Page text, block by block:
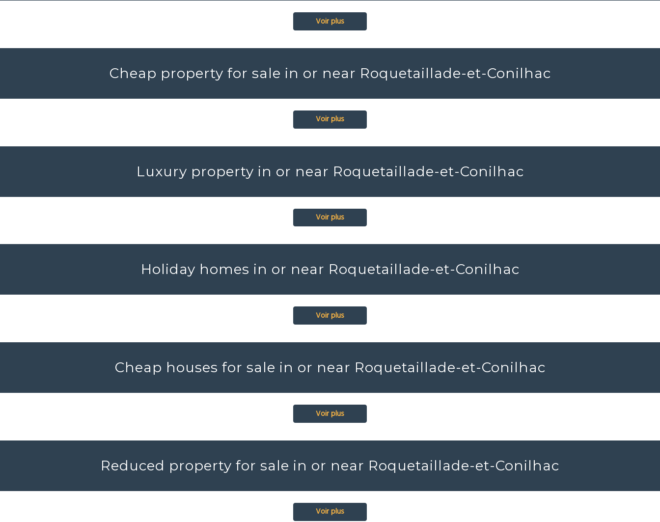
Voir plus
Cheap property for sale in or near Roquetaillade-et-Conilhac
Voir plus
Luxury property in or near Roquetaillade-et-Conilhac
Voir plus
Holiday homes in or near Roquetaillade-et-Conilhac
Voir plus
Cheap houses for sale in or near Roquetaillade-et-Conilhac
Voir plus
Reduced property for sale in or near Roquetaillade-et-Conilhac
Voir plus